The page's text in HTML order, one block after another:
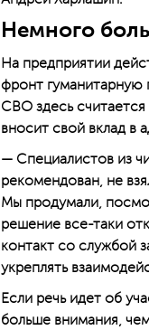
Немного
На предприятии
фронт гуманитарную
СВО здесь
вносит свой вклад в
— Специалистов из
рекомендован, не
Мы продумали,
решение все-таки
контакт со службой
укреп­лять
Если речь идет об
больше внимания,